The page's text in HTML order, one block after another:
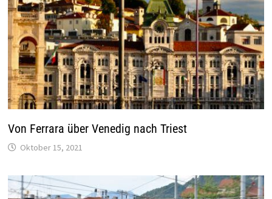
Von Ferrara über Venedig nach Triest
Oktober 15, 2021